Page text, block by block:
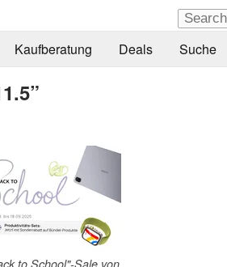
Kaufberatung Deals Suche
to School"-Sale von